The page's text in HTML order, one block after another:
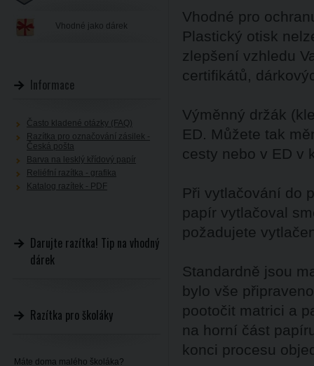
Vhodné pro
Plastický otisk
zlepšení vzhledu
certifikátů,
Výměnný držák
ED. Můžete tak
cesty nebo v ED v
Při vytlačování do
papír vytlačoval
požadujete
Standardně jsou
bylo vše
pootočit matrici a
na horní část
konci procesu
Vhodné jako dárek
Informace
Často kladené otázky (FAQ)
Razítka pro označování zásilek -
Česká pošta
Barva na lesklý křídový papír
Reliéfní razítka - grafika
Katalog razítek - PDF
Darujte razítka! Tip na vhodný
dárek
Razítka pro školáky
Máte doma malého školáka?